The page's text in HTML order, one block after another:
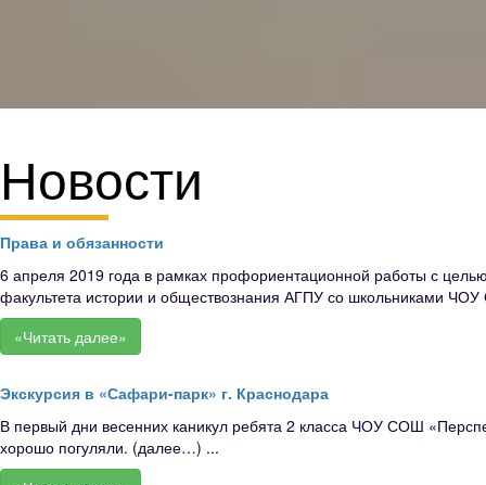
Новости
Права и обязанности
6 апреля 2019 года в рамках профориентационной работы с
факультета истории и обществознания АГПУ со школьниками
«Читать далее»
Экскурсия в «Сафари-парк» г. Краснодара
В первый дни весенних каникул ребята 2 класса ЧОУ СОШ
хорошо погуляли. (далее…) ...